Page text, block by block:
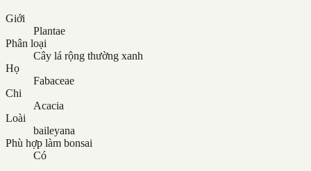
Giới
Plantae
Phân loại
Cây lá rộng thường xanh
Họ
Fabaceae
Chi
Acacia
Loài
baileyana
Phù hợp làm bonsai
Có